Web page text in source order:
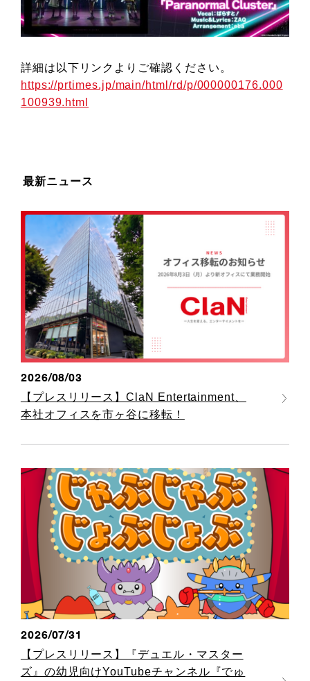
詳細は以下リンクよりご確認ください。
https://prtimes.jp/main/html/rd/p/000000176.000
100939.html
最新ニュース
2026/08/03
【プレスリリース】ClaN Entertainment、
本社オフィスを市ヶ谷に移転！
2026/07/31
【プレスリリース】『デュエル・マスター
ズ』の幼児向けYouTubeチャンネル『でゅ